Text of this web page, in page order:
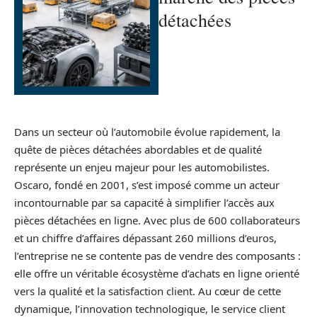
détachées
Dans un secteur où l’automobile évolue rapidement, la
quête de pièces détachées abordables et de qualité
représente un enjeu majeur pour les automobilistes.
Oscaro, fondé en 2001, s’est imposé comme un acteur
incontournable par sa capacité à simplifier l’accès aux
pièces détachées en ligne. Avec plus de 600 collaborateurs
et un chiffre d’affaires dépassant 260 millions d’euros,
l’entreprise ne se contente pas de vendre des composants :
elle offre un véritable écosystème d’achats en ligne orienté
vers la qualité et la satisfaction client. Au cœur de cette
dynamique, l’innovation technologique, le service client